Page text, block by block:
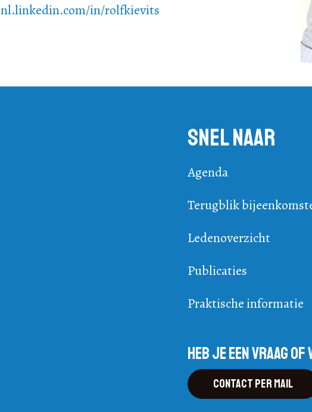
nl.linkedin.com/in/rolfkievits
Snel naar
Agenda
Terugblik
Ledenoverzicht
Publicaties
Praktische informatie
Heb je een vraag
Contact per mail